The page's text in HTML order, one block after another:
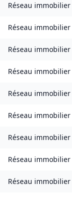
Réseau immobilier
Réseau immobilier
Réseau immobilier
Réseau immobilier
Réseau immobilier
Réseau immobilier
Réseau immobilier
Réseau immobilier
Réseau immobilier